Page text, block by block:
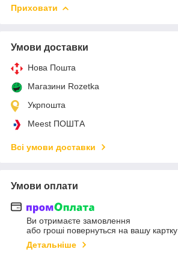
Приховати
Умови доставки
Нова Пошта
Магазини Rozetka
Укрпошта
Meest ПОШТА
Всі умови доставки
Умови оплати
Ви отримаєте замовлення
або гроші повернуться на вашу картку
Детальніше